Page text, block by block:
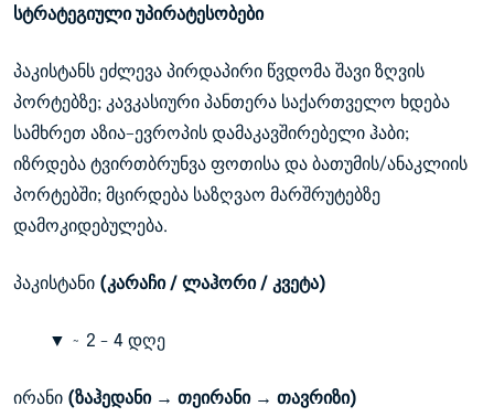
სტრატეგიული უპირატესობები
პაკისტანს ეძლევა პირდაპირი წვდომა შავი ზღვის
პორტებზე; კავკასიური პანთერა საქართველო ხდება
სამხრეთ აზია–ევროპის დამაკავშირებელი ჰაბი;
იზრდება ტვირთბრუნვა ფოთისა და ბათუმის/ანაკლიის
პორტებში; მცირდება საზღვაო მარშრუტებზე
დამოკიდებულება.
პაკისტანი (კარაჩი / ლაჰორი / კვეტა)
▼ ~ 2 - 4 დღე
ირანი (ზაჰედანი → თეირანი → თავრიზი)